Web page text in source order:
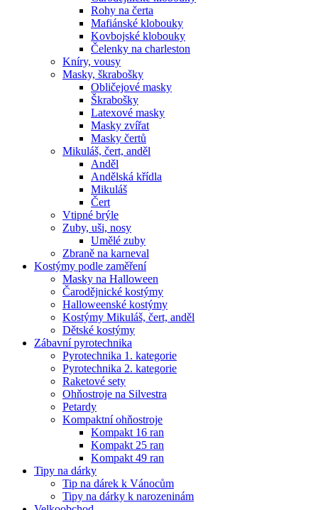
Rohy na čerta
Mafiánské klobouky
Kovbojské klobouky
Čelenky na charleston
Kníry, vousy
Masky, škrabošky
Obličejové masky
Škrabošky
Latexové masky
Masky zvířat
Masky čertů
Mikuláš, čert, anděl
Anděl
Andělská křídla
Mikuláš
Čert
Vtipné brýle
Zuby, uši, nosy
Umělé zuby
Zbraně na karneval
Kostýmy podle zaměření
Masky na Halloween
Čarodějnické kostýmy
Halloweenské kostýmy
Kostýmy Mikuláš, čert, anděl
Dětské kostýmy
Zábavní pyrotechnika
Pyrotechnika 1. kategorie
Pyrotechnika 2. kategorie
Raketové sety
Ohňostroje na Silvestra
Petardy
Kompaktní ohňostroje
Kompakt 16 ran
Kompakt 25 ran
Kompakt 49 ran
Tipy na dárky
Tip na dárek k Vánocům
Tipy na dárky k narozeninám